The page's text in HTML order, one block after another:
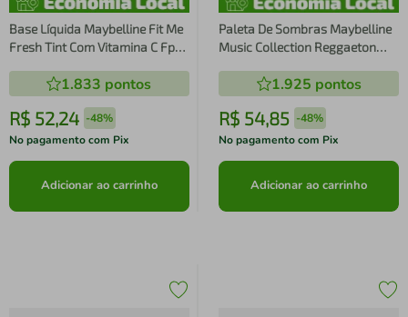
Base Líquida Maybelline Fit Me
Fresh Tint Com Vitamina C Fps
1.833 pontos
R$ 52,24 -48%
No pagamento com Pix
Adicionar ao carrinho
Paleta De Sombras Maybelline
Music Collection Reggaeton
1.925 pontos
R$ 54,85 -48%
No pagamento com Pix
Adicionar ao carrinho